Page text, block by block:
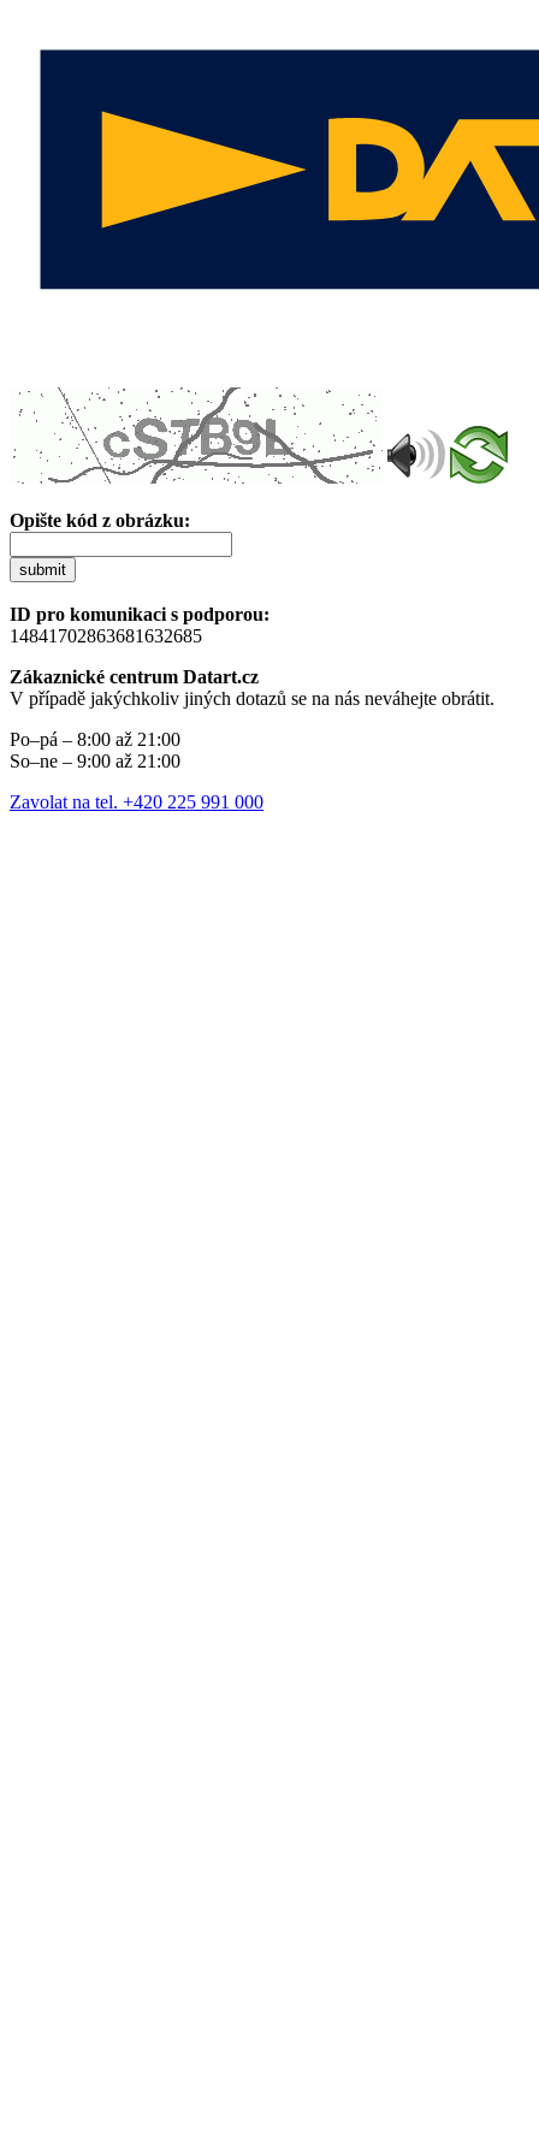
Opište kód z obrázku:
submit
ID pro komunikaci s podporou:
14841702863681632685
Zákaznické centrum Datart.cz
V případě jakýchkoliv jiných dotazů se na nás neváhejte obrátit.
Po–pá – 8:00 až 21:00
So–ne – 9:00 až 21:00
Zavolat na tel. +420 225 991 000